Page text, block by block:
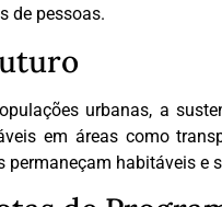
de pessoas.
urbanas, a
em áreas como
habitáveis e